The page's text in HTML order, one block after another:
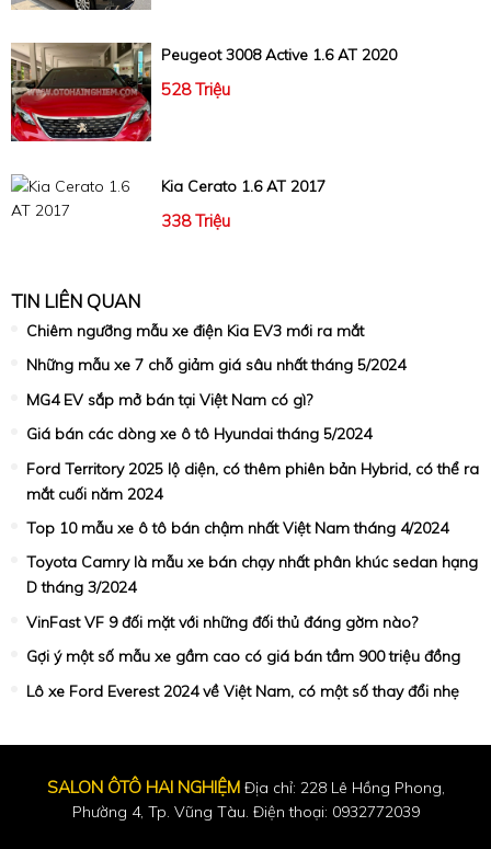
Peugeot 3008 Active 1.6 AT 2020
528 Triệu
Kia Cerato 1.6 AT 2017
338 Triệu
TIN LIÊN QUAN
Chiêm ngưỡng mẫu xe điện Kia EV3 mới ra mắt
Những mẫu xe 7 chỗ giảm giá sâu nhất tháng 5/2024
MG4 EV sắp mở bán tại Việt Nam có gì?
Giá bán các dòng xe ô tô Hyundai tháng 5/2024
Ford Territory 2025 lộ diện, có thêm phiên bản Hybrid, có thể ra
mắt cuối năm 2024
Top 10 mẫu xe ô tô bán chậm nhất Việt Nam tháng 4/2024
Toyota Camry là mẫu xe bán chạy nhất phân khúc sedan hạng
D tháng 3/2024
VinFast VF 9 đối mặt với những đối thủ đáng gờm nào?
Gợi ý một số mẫu xe gầm cao có giá bán tầm 900 triệu đồng
Lô xe Ford Everest 2024 về Việt Nam, có một số thay đổi nhẹ
SALON ÔTÔ HAI NGHIỆMĐịa chỉ: 228 Lê Hồng Phong,
Phường 4, Tp. Vũng Tàu. Điện thoại: 0932772039